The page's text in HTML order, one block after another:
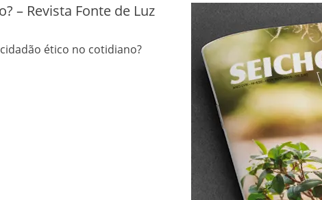
– Revista Fonte de Luz
ético no cotidiano?